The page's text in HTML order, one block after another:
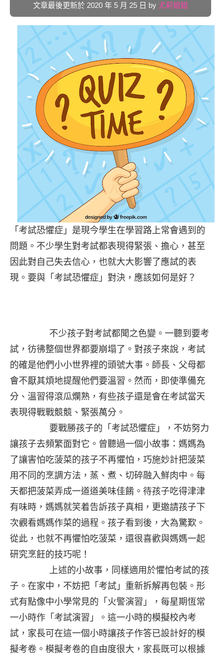
文章最後更新於 2020 年 5 月 25 日 by 尤莉姐姐
「考試恐懼症」是現今學生在學習路上常會遇到的
問題。不少學生對考試都表現得緊張、擔心，甚至
因此對自己失去信心，也就大大影響了應試的表
現。要與「考試恐懼症」對決，應該如何是好？
不少孩子對考試都聞之色變。一聽到要考
試，彷彿整個世界都要崩塌了。對孩子來說，考試
的確是他們小小世界裡的頭號大事。師長、父母都
會不厭其煩地提醒他們要溫習。然而，即使準備充
分、溫習得滾瓜爛熟，有些孩子還是會在考試當天
表現得戰戰競競、緊張萬分。
要戰勝孩子的「考試恐懼症」，不妨努力
讓孩子去頻繁面對它。曾聽過一個小故事：媽媽為
了讓害怕吃菠菜的孩子不再懼怕，巧施妙計把菠菜
用不同的烹調方法，蒸、煮、切碎融入鮮肉中。每
天都把菠菜弄成一道道美味佳餚。待孩子吃得津津
有味時，媽媽就笑着告訴孩子真相，更邀請孩子下
次觀看媽媽作菜的過程。孩子看到後，大為驚歎。
從此，也就不再懼怕吃菠菜，還很喜歡與媽媽一起
研究烹飪的技巧呢！
上述的小故事，同樣適用於懼怕考試的孩
子。在家中，不妨把「考試」重新拆解再包裝。形
式有點像中小學常見的「火警演習」，每星期恆常
一小時作「考試演習」。這一小時的模擬校內考
試，家長可在這一個小時讓孩子作答已設計好的模
擬考卷。模擬考卷的自由度很大，家長既可以根據